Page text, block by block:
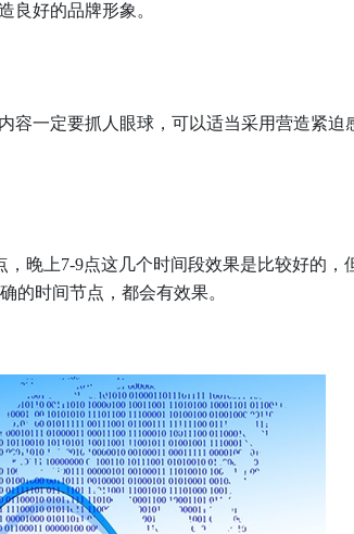
良好的品牌形象。
容一定要抓人眼球，可以适当采用营造紧迫
晚上7-9点这几个时间段效果是比较好的，
的时间节点，都会有效果。